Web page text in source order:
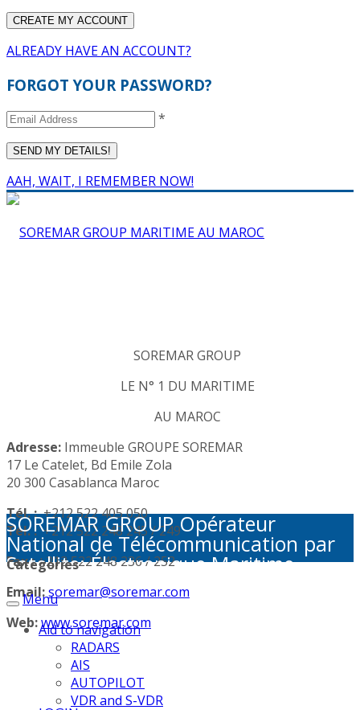
ALREADY HAVE AN ACCOUNT?
FORGOT YOUR PASSWORD?
*
AAH, WAIT, I REMEMBER NOW!
SOREMAR GROUP
LE N° 1 DU MARITIME
AU MAROC
Adresse: Immeuble GROUPE SOREMAR
17 Le Catelet, Bd Emile Zola
20 300 Casablanca Maroc
Tél. :+212 522 405 050
Tél. :+212 522 248 245 / 249
Fax :+212 522 248 236 / 252
Email:soremar@soremar.com
Web:www.soremar.com
SOREMAR GROUP Opérateur
National de Télécommunication par
Satellite: Électronique Maritime -
Activités Portuaires - Plaisance et
Sécurité en Mer - Télécommunication
par Satellite - Défense et sécurité -
Géolocalisation - Visioconférence
Categories
Menu
Aid to navigation
RADARS
AIS
AUTOPILOT
VDR and S-VDR